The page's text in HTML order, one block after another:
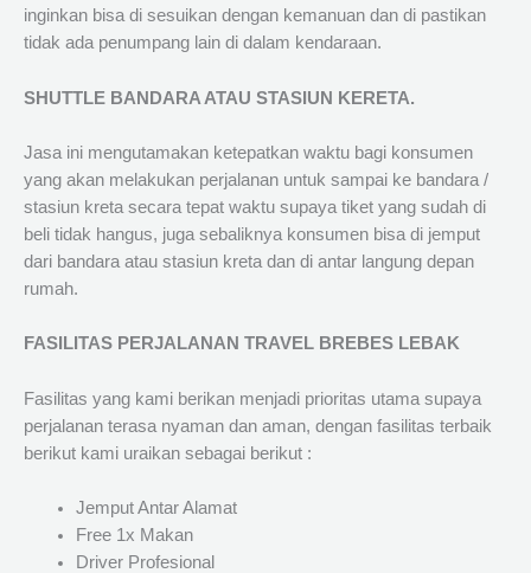
inginkan bisa di sesuikan dengan kemanuan dan di pastikan
tidak ada penumpang lain di dalam kendaraan.
SHUTTLE BANDARA ATAU STASIUN KERETA.
Jasa ini mengutamakan ketepatkan waktu bagi konsumen
yang akan melakukan perjalanan untuk sampai ke bandara /
stasiun kreta secara tepat waktu supaya tiket yang sudah di
beli tidak hangus, juga sebaliknya konsumen bisa di jemput
dari bandara atau stasiun kreta dan di antar langung depan
rumah.
FASILITAS PERJALANAN TRAVEL BREBES LEBAK
Fasilitas yang kami berikan menjadi prioritas utama supaya
perjalanan terasa nyaman dan aman, dengan fasilitas terbaik
berikut kami uraikan sebagai berikut :
Jemput Antar Alamat
Free 1x Makan
Driver Profesional